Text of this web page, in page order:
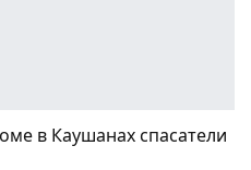
в Каушанах спасатели